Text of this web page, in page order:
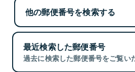
他の郵便番号を検索する
最近検索した郵便番号
過去に検索した郵便番号をご覧い